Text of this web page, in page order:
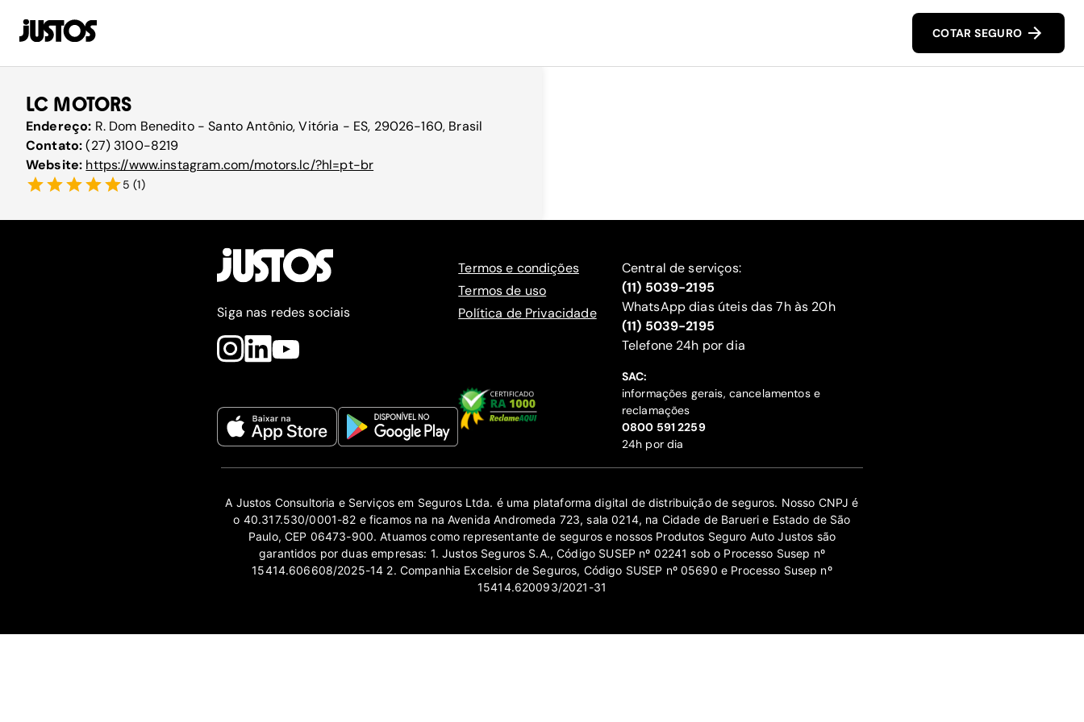
COTAR SEGURO
LC MOTORS
Endereço: R. Dom Benedito - Santo Antônio, Vitória - ES, 29026-160, Brasil
Contato:(27) 3100-8219
Website: https://www.instagram.com/motors.lc/?hl=pt-br
5 (1)
Siga nas redes sociais
Termos e condições
Termos de uso
Política de Privacidade
Central de serviços:
(11) 5039-2195
WhatsApp dias úteis das 7h às 20h
(11) 5039-2195
‍Telefone 24h por dia
SAC:
informações gerais, cancelamentos e
reclamações
‍0800 591 2259
24h por dia
A Justos Consultoria e Serviços em Seguros Ltda. é uma plataforma digital de distribuição de seguros. Nosso CNPJ é
o 40.317.530/0001-82 e ficamos na na Avenida Andromeda 723, sala 0214, na Cidade de Barueri e Estado de São
Paulo, CEP 06473-900. Atuamos como representante de seguros e nossos Produtos Seguro Auto Justos são
garantidos por duas empresas: 1. Justos Seguros S.A., Código SUSEP nº 02241 sob o Processo Susep nº
15414.606608/2025-14 2. Companhia Excelsior de Seguros, Código SUSEP nº 05690 e Processo Susep nº
15414.620093/2021-31